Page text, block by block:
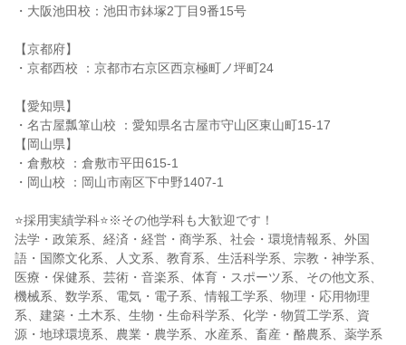
・大阪池田校：池田市鉢塚2丁目9番15号
【京都府】
・京都西校 ：京都市右京区西京極町ノ坪町24
【愛知県】
・名古屋瓢箪山校 ：愛知県名古屋市守山区東山町15-17
【岡山県】
・倉敷校 ：倉敷市平田615-1
・岡山校 ：岡山市南区下中野1407-1
⭐採用実績学科⭐※その他学科も大歓迎です！
法学・政策系、経済・経営・商学系、社会・環境情報系、外国
語・国際文化系、人文系、教育系、生活科学系、宗教・神学系、
医療・保健系、芸術・音楽系、体育・スポーツ系、その他文系、
機械系、数学系、電気・電子系、情報工学系、物理・応用物理
系、建築・土木系、生物・生命科学系、化学・物質工学系、資
源・地球環境系、農業・農学系、水産系、畜産・酪農系、薬学系